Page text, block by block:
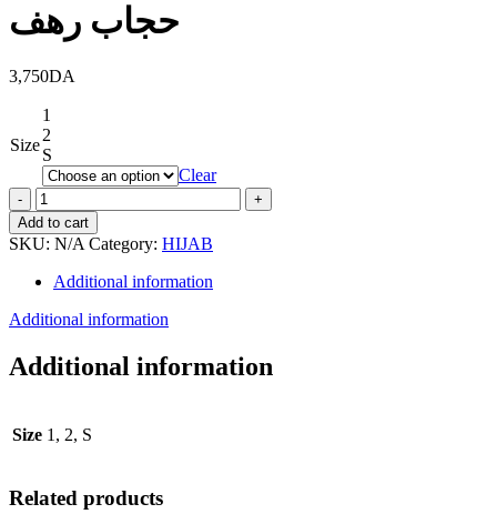
حجاب رهف
3,750DA
Size
1
2
S
Clear
حجاب
رهف
quantity
Add to cart
SKU: N/A Category: HIJAB
Additional information
Additional information
Additional information
Size 1, 2, S
Related products